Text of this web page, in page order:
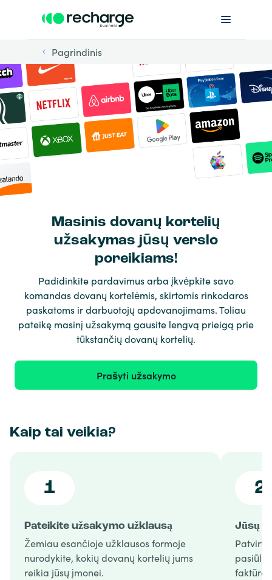
Pagrindinis
Masinis dovanų kortelių
užsakymas jūsų verslo
poreikiams!
Padidinkite pardavimus arba įkvėpkite savo
komandas dovanų kortelėmis, skirtomis rinkodaros
paskatoms ir darbuotojų apdovanojimams. Toliau
pateikę masinį užsakymą gausite lengvą prieigą prie
tūkstančių dovanų kortelių.
Prašyti užsakymo
Kaip tai veikia?
1
Pateikite užsakymo užklausą
Žemiau esančioje užklausos formoje
nurodykite, kokių dovanų kortelių jums
reikia jūsų įmonei.
2
Jūsų
faktūrą.